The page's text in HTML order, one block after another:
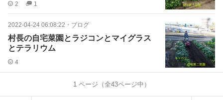
2 1
2022-04-24 06:08:22 ・ ブログ
村長の自宅菜園とラジコンとマイグラス
とテラリウム
4
1ページ（全43ページ中）